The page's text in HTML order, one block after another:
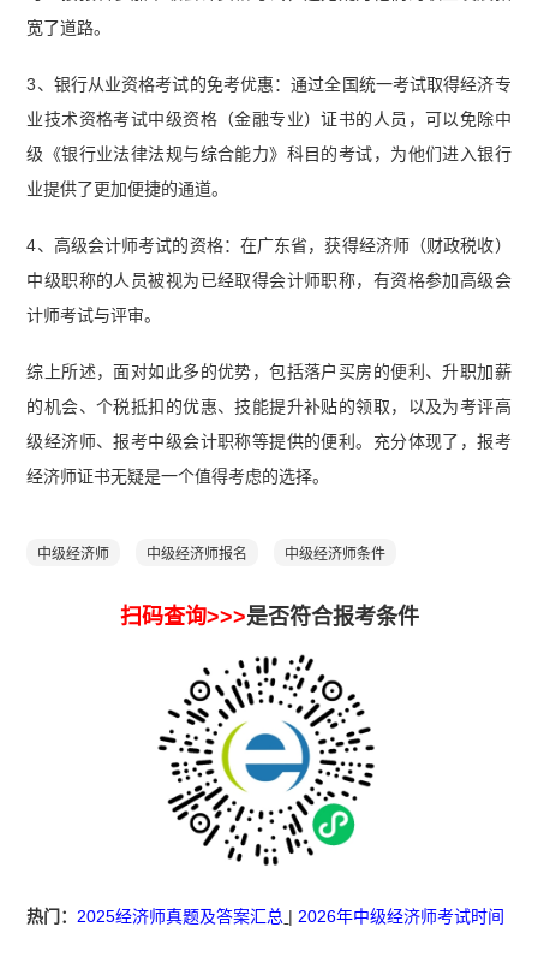
宽了道路。
3、银行从业资格考试的免考优惠：通过全国统一考试取得经济专
业技术资格考试中级资格（金融专业）证书的人员，可以免除中
级《银行业法律法规与综合能力》科目的考试，为他们进入银行
业提供了更加便捷的通道。
4、高级会计师考试的资格：在广东省，获得经济师（财政税收）
中级职称的人员被视为已经取得会计师职称，有资格参加高级会
计师考试与评审。
综上所述，面对如此多的优势，包括落户买房的便利、升职加薪
的机会、个税抵扣的优惠、技能提升补贴的领取，以及为考评高
级经济师、报考中级会计职称等提供的便利。充分体现了，报考
经济师证书无疑是一个值得考虑的选择。
中级经济师 中级经济师报名 中级经济师条件
扫码查询>>>是否符合报考条件
热门：2025经济师真题及答案汇总 |2026年中级经济师考试时间